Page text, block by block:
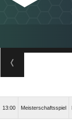
13:00 Meisterschaftsspiel